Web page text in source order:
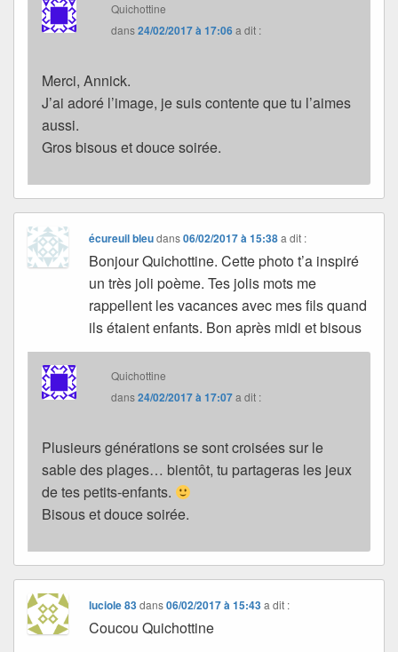
Quichottine
dans24/02/2017 à 17:06a dit :
Merci, Annick.
J’ai adoré l’image, je suis contente que tu l’aimes
aussi.
Gros bisous et douce soirée.
écureuil bleudans06/02/2017 à 15:38 a dit :
Bonjour Quichottine. Cette photo t’a inspiré
un très joli poème. Tes jolis mots me
rappellent les vacances avec mes fils quand
ils étaient enfants. Bon après midi et bisous
Quichottine
dans24/02/2017 à 17:07a dit :
Plusieurs générations se sont croisées sur le
sable des plages… bientôt, tu partageras les jeux
de tes petits-enfants.
Bisous et douce soirée.
luciole 83dans06/02/2017 à 15:43 a dit :
Coucou Quichottine